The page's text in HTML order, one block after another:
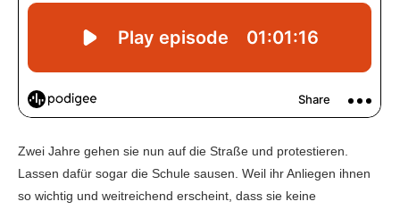
Zwei Jahre gehen sie nun auf die Straße und protestieren.
Lassen dafür sogar die Schule sausen. Weil ihr Anliegen ihnen
so wichtig und weitreichend erscheint, dass sie keine